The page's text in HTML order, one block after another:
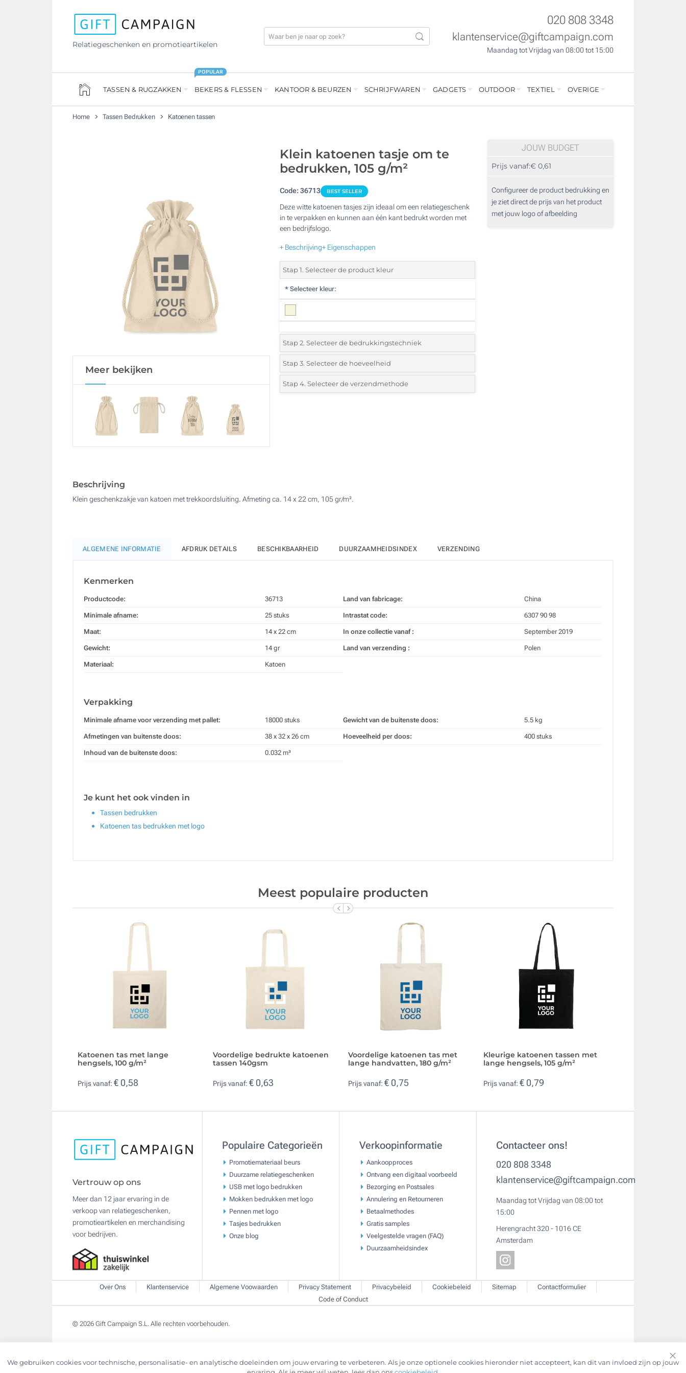
Relatiegeschenken en promotieartikelen
020 808 3348
klantenservice@giftcampaign.com
Maandag tot Vrijdag van 08:00 tot 15:00
TASSEN & RUGZAKKEN BEKERS & FLESSEN
POPULAR
KANTOOR & BEURZEN SCHRIJFWAREN GADGETS OUTDOOR TEXTIEL OVERIGE
Home Tassen Bedrukken Katoenen tassen
Meer bekijken
Klein katoenen tasje om te
bedrukken, 105 g/m²
Code:36713 BEST SELLER
Deze witte katoenen tasjes zijn ideaal om een relatiegeschenk
in te verpakken en kunnen aan één kant bedrukt worden met
een bedrijfslogo.
+ Beschrijving+ Eigenschappen
Stap 1. Selecteer de product kleur
* Selecteer kleur:
Stap 2. Selecteer de bedrukkingstechniek
*Selecteer de bedrukking en kleuren van het logo:
Digitale full colour transfer (Aan een kant)
Zonder opdruk
Stap 3. Selecteer de hoeveelheid
*Selecteer uit de lijst of voeg het gewenste aantal in
Stap 4. Selecteer de verzendmethode
JOUW BUDGET
Prijs vanaf:€ 0,61
Configureer de product bedrukking en
je ziet direct de prijs van het product
met jouw logo of afbeelding
Beschrijving
Klein geschenkzakje van katoen met trekkoordsluiting. Afmeting ca. 14 x 22 cm, 105 gr/m².
ALGEMENE INFORMATIE AFDRUK DETAILS BESCHIKBAARHEID DUURZAAMHEIDSINDEX VERZENDING
Kenmerken
Productcode: 36713
Minimale afname: 25 stuks
Maat: 14 x 22 cm
Gewicht: 14 gr
Materiaal: Katoen
Land van fabricage: China
Intrastat code: 6307 90 98
In onze collectie vanaf : September 2019
Land van verzending : Polen
Verpakking
Minimale afname voor verzending met pallet: 18000 stuks
Afmetingen van buitenste doos: 38 x 32 x 26 cm
Inhoud van de buitenste doos: 0.032 m³
Gewicht van de buitenste doos: 5.5 kg
Hoeveelheid per doos: 400 stuks
Je kunt het ook vinden in
Tassen bedrukken
Katoenen tas bedrukken met logo
Meest populaire producten
Katoenen tas met lange
hengsels, 100 g/m²
Prijs vanaf: € 0,58
Voordelige bedrukte katoenen
tassen 140gsm
Prijs vanaf: € 0,63
Voordelige katoenen tas met
lange handvatten, 180 g/m²
Prijs vanaf: € 0,75
Kleurige katoenen tassen met
lange hengsels, 105 g/m²
Prijs vanaf: € 0,79
Vertrouw op ons
Meer dan 12 jaar ervaring in de
verkoop van relatiegeschenken,
promotieartikelen en merchandising
voor bedrijven.
Populaire Categorieën
Promotiemateriaal beurs
Duurzame relatiegeschenken
USB met logo bedrukken
Mokken bedrukken met logo
Pennen met logo
Tasjes bedrukken
Onze blog
Verkoopinformatie
Aankoopproces
Ontvang een digitaal voorbeeld
Bezorging en Postsales
Annulering en Retourneren
Betaalmethodes
Gratis samples
Veelgestelde vragen (FAQ)
Duurzaamheidsindex
Contacteer ons!
020 808 3348
klantenservice@giftcampaign.com
Maandag tot Vrijdag van 08:00 tot
15:00
Herengracht 320 - 1016 CE
Amsterdam
Over Ons Klantenservice Algemene Voowaarden Privacy Statement Privacybeleid Cookiebeleid Sitemap
Contactformulier
Code of Conduct
© 2026 Gift Campaign S.L. Alle rechten voorbehouden.
We gebruiken cookies voor technische, personalisatie- en analytische doeleinden om jouw ervaring te verbeteren. Als je onze optionele cookies hieronder niet accepteert, kan dit van invloed zijn op jouw